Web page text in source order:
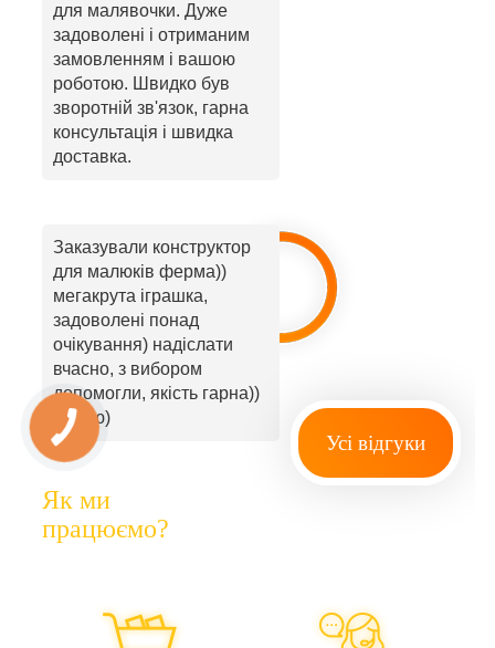
для малявочки. Дуже
задоволені і отриманим
замовленням і вашою
роботою. Швидко був
зворотній зв'язок, гарна
консультація і швидка
доставка.
Заказували конструктор
для малюків ферма))
мегакрута іграшка,
задоволені понад
очікування) надіслати
вчасно, з вибором
допомогли, якість гарна))
радую)
Усі відгуки
Як ми
працюємо?